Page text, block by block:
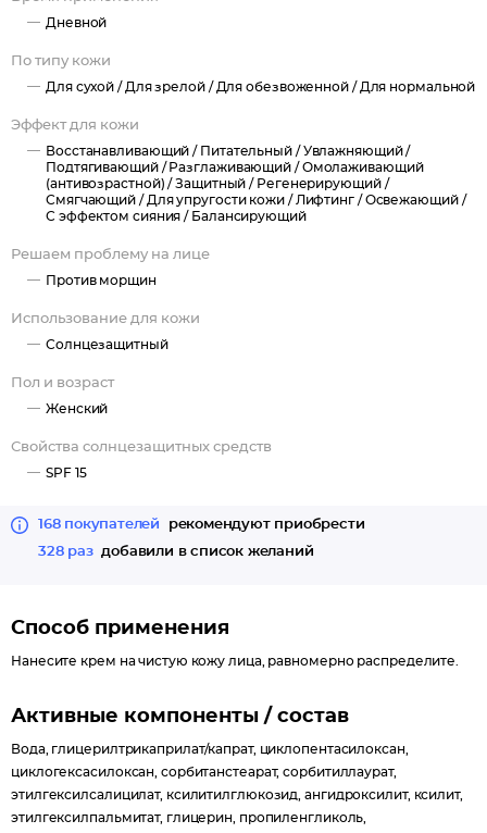
Дневной
По типу кожи
Для сухой / Для зрелой / Для обезвоженной / Для нормальной
Эффект для кожи
Восстанавливающий / Питательный /Увлажняющий /
Подтягивающий / Разглаживающий /Омолаживающий
(антивозрастной) /Защитный / Регенерирующий /
Смягчающий / Для упругости кожи / Лифтинг /Освежающий /
С эффектом сияния / Балансирующий
Решаем проблему на лице
Против морщин
Использование для кожи
Солнцезащитный
Пол и возраст
Женский
Свойства солнцезащитных средств
SPF 15
168 покупателей
рекомендуют приобрести
328 раз добавили в список желаний
Способ применения
Нанесите крем на чистую кожу лица, равномерно распределите.
Активные компоненты / состав
Вода, глицерилтрикаприлат/капрат, циклопентасилоксан,
циклогексасилоксан, сорбитанстеарат, сорбитиллаурат,
этилгексилсалицилат, ксилитилглюкозид, ангидроксилит, ксилит,
этилгексилпальмитат, глицерин, пропиленгликоль,